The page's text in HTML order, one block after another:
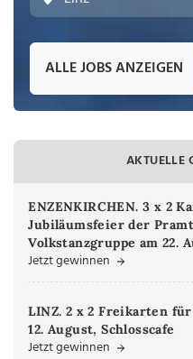
ALLE JOBS ANZEIGEN
AKTUELLE
ENZENKIRCHEN. 3 x 2
Jubiläumsfeier der
Volkstanzgruppe am 22.
Jetzt gewinnen
LINZ. 2 x 2 Freikarten
12. August, Schlosscafe
Jetzt gewinnen